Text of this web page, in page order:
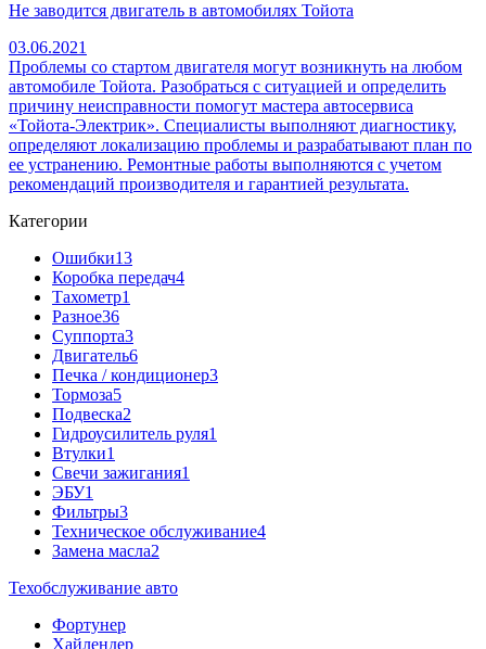
Не заводится двигатель в автомобилях Тойота
03.06.2021
Проблемы со стартом двигателя могут возникнуть на любом
автомобиле Тойота. Разобраться с ситуацией и определить
причину неисправности помогут мастера автосервиса
«Тойота-Электрик». Специалисты выполняют диагностику,
определяют локализацию проблемы и разрабатывают план по
ее устранению. Ремонтные работы выполняются с учетом
рекомендаций производителя и гарантией результата.
Категории
Ошибки13
Коробка передач4
Тахометр1
Разное36
Cуппорта3
Двигатель6
Печка / кондиционер3
Тормоза5
Подвеска2
Гидроусилитель руля1
Втулки1
Свечи зажигания1
ЭБУ1
Фильтры3
Техническое обслуживание4
Замена масла2
Техобслуживание авто
Фортунер
Хайлендер